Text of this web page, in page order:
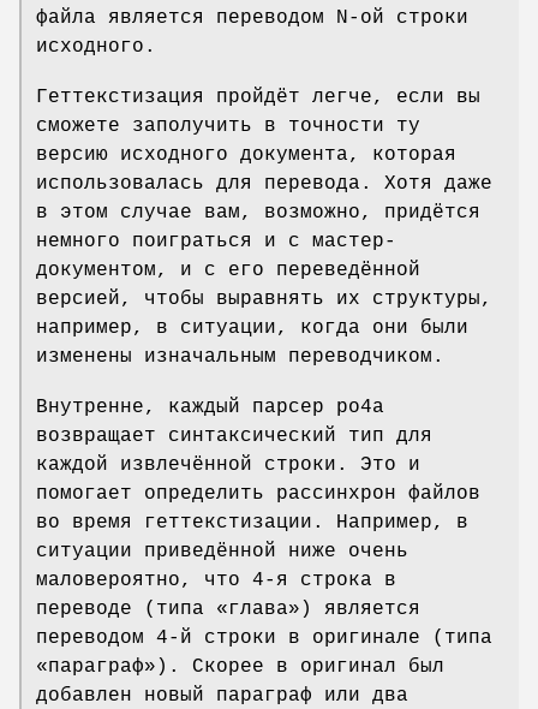
файла является переводом N-ой строки
исходного.
Геттекстизация пройдёт легче, если вы
сможете заполучить в точности ту
версию исходного документа, которая
использовалась для перевода. Хотя даже
в этом случае вам, возможно, придётся
немного поиграться и с мастер-
документом, и с его переведённой
версией, чтобы выравнять их структуры,
например, в ситуации, когда они были
изменены изначальным переводчиком.
Внутренне, каждый парсер po4a
возвращает синтаксический тип для
каждой извлечённой строки. Это и
помогает определить рассинхрон файлов
во время геттекстизации. Например, в
ситуации приведённой ниже очень
маловероятно, что 4-я строка в
переводе (типа «глава») является
переводом 4-й строки в оригинале (типа
«параграф»). Скорее в оригинал был
добавлен новый параграф или два